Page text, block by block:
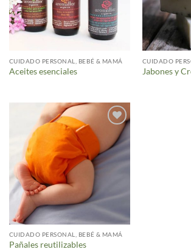
CUIDADO PERSONAL, BEBÉ & MAMÁ
Aceites esenciales
CUIDADO
Jabones y
Añadir
a la
lista de
deseos
CUIDADO PERSONAL, BEBÉ & MAMÁ
Pañales reutilizables